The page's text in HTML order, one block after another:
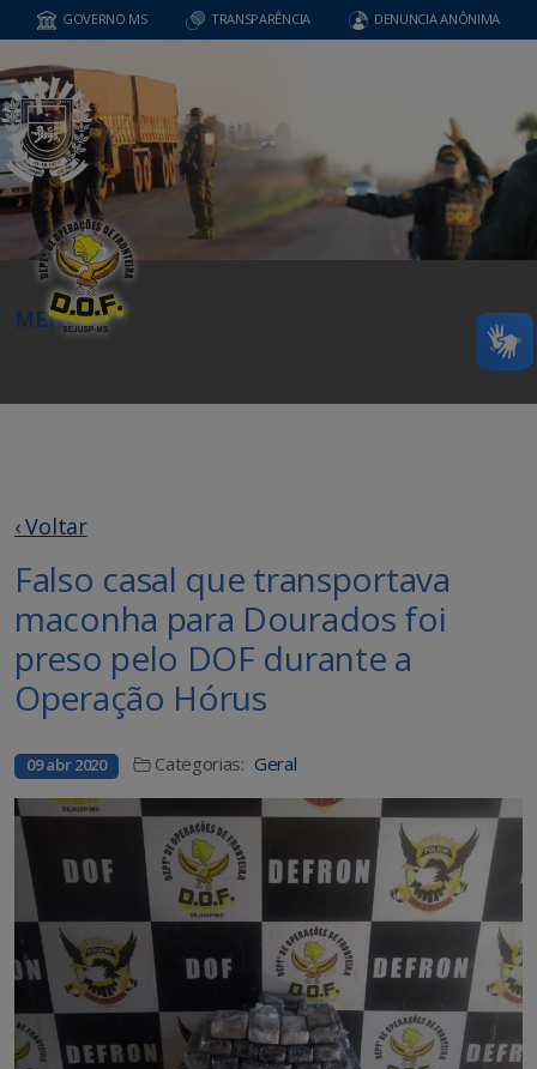
GOVERNO MS TRANSPARÊNCIA DENUNCIA ANÔNIMA
MENU
‹ Voltar
Falso casal que transportava
maconha para Dourados foi
preso pelo DOF durante a
Operação Hórus
09 abr 2020 Categorias: Geral